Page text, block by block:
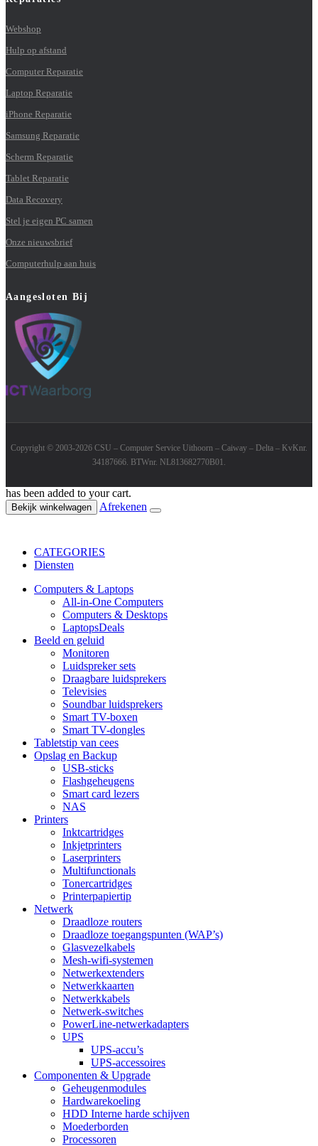
Webshop
Hulp op afstand
Computer Reparatie
Laptop Reparatie
iPhone Reparatie
Samsung Reparatie
Scherm Reparatie
Tablet Reparatie
Data Recovery
Stel je eigen PC samen
Onze nieuwsbrief
Computerhulp aan huis
Aangesloten Bij
Copyright © 2003-2026 CSU – Computer Service Uithoorn – Caiway – Delta – KvKnr.
34187666. BTWnr. NL813682770B01.
has been added to your cart.
Bekijk winkelwagen Afrekenen
CATEGORIES
Diensten
Computers & Laptops
All-in-One Computers
Computers & Desktops
LaptopsDeals
Beeld en geluid
Monitoren
Luidspreker sets
Draagbare luidsprekers
Televisies
Soundbar luidsprekers
Smart TV-boxen
Smart TV-dongles
Tabletstip van cees
Opslag en Backup
USB-sticks
Flashgeheugens
Smart card lezers
NAS
Printers
Inktcartridges
Inkjetprinters
Laserprinters
Multifunctionals
Tonercartridges
Printerpapiertip
Netwerk
Draadloze routers
Draadloze toegangspunten (WAP’s)
Glasvezelkabels
Mesh-wifi-systemen
Netwerkextenders
Netwerkkaarten
Netwerkkabels
Netwerk-switches
PowerLine-netwerkadapters
UPS
UPS-accu’s
UPS-accessoires
Componenten & Upgrade
Geheugenmodules
Hardwarekoeling
HDD Interne harde schijven
Moederborden
Processoren